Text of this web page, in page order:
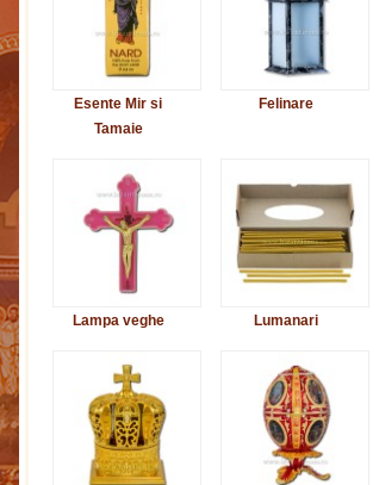
Esente Mir si
Tamaie
Felinare
Lampa veghe Lumanari